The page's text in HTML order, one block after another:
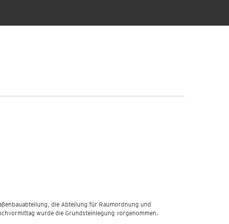
die Abteilung für Raumordnung und
wurde die Grundsteinlegung vorgenommen.